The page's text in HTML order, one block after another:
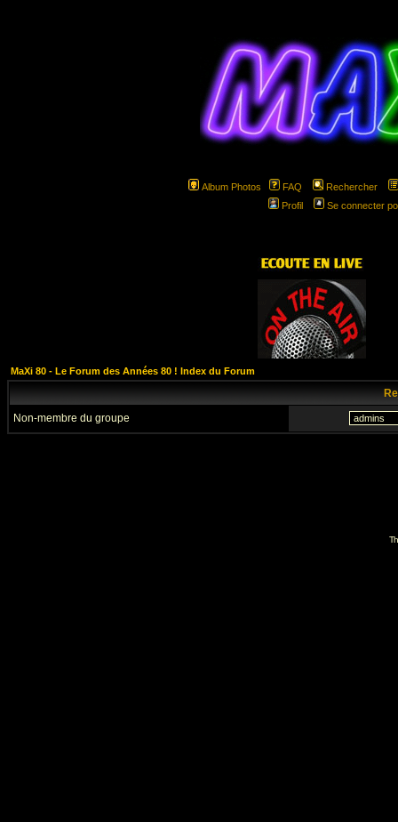
Album Photos FAQ
Rechercher
Profil
Se connecter
MaXi 80 - Le Forum des Années 80 ! Index du Forum
Non-membre du groupe